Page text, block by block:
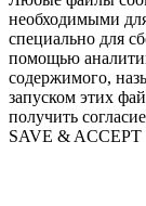
необходимыми
специально для
помощью
содержимого,
запуском этих
получить
SAVE & ACCEPT